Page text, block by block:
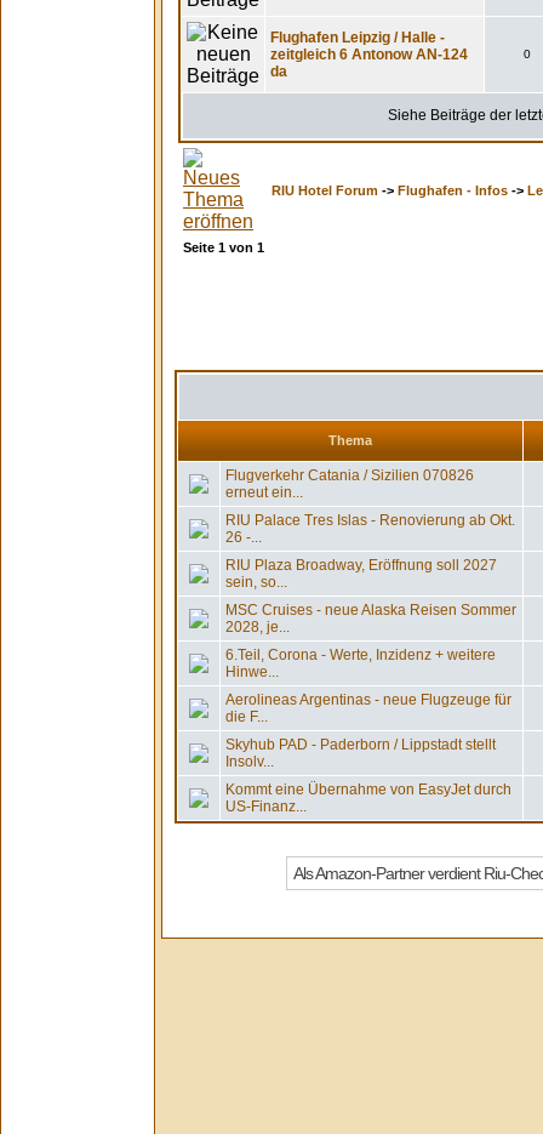
Flughafen Leipzig / Halle -
zeitgleich 6 Antonow AN-124
da
0
Siehe Beiträge der
RIU Hotel Forum -> Flughafen - Infos ->
Seite 1 von 1
Thema
Flugverkehr Catania / Sizilien 070826
erneut ein...
RIU Palace Tres Islas - Renovierung ab Okt.
26 -...
RIU Plaza Broadway, Eröffnung soll 2027
sein, so...
MSC Cruises - neue Alaska Reisen Sommer
2028, je...
6.Teil, Corona - Werte, Inzidenz + weitere
Hinwe...
Aerolineas Argentinas - neue Flugzeuge für
die F...
Skyhub PAD - Paderborn / Lippstadt stellt
Insolv...
Kommt eine Übernahme von EasyJet durch
US-Finanz...